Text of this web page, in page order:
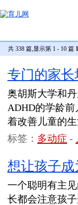
共 338 篇,显示第 1 - 10 篇 1
专门的家
奥胡斯大学和
ADHD的学龄
着改善儿童的生
标签： 多动症 -
想让孩子
一个聪明有主
长都会注意孩